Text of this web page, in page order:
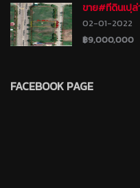
ขาย#ที่ดินเป
รามอินทรา ที่ถ
สำหรับสร้างบ้
โอน
02-01-2022
฿9,000,000
FACEBOOK PAGE